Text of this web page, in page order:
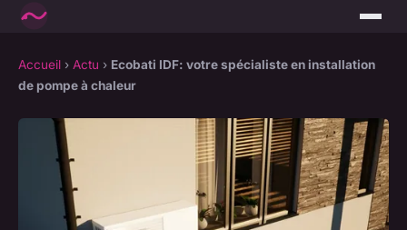
Accueil › Actu › Ecobati IDF: votre spécialiste en installation
de pompe à chaleur